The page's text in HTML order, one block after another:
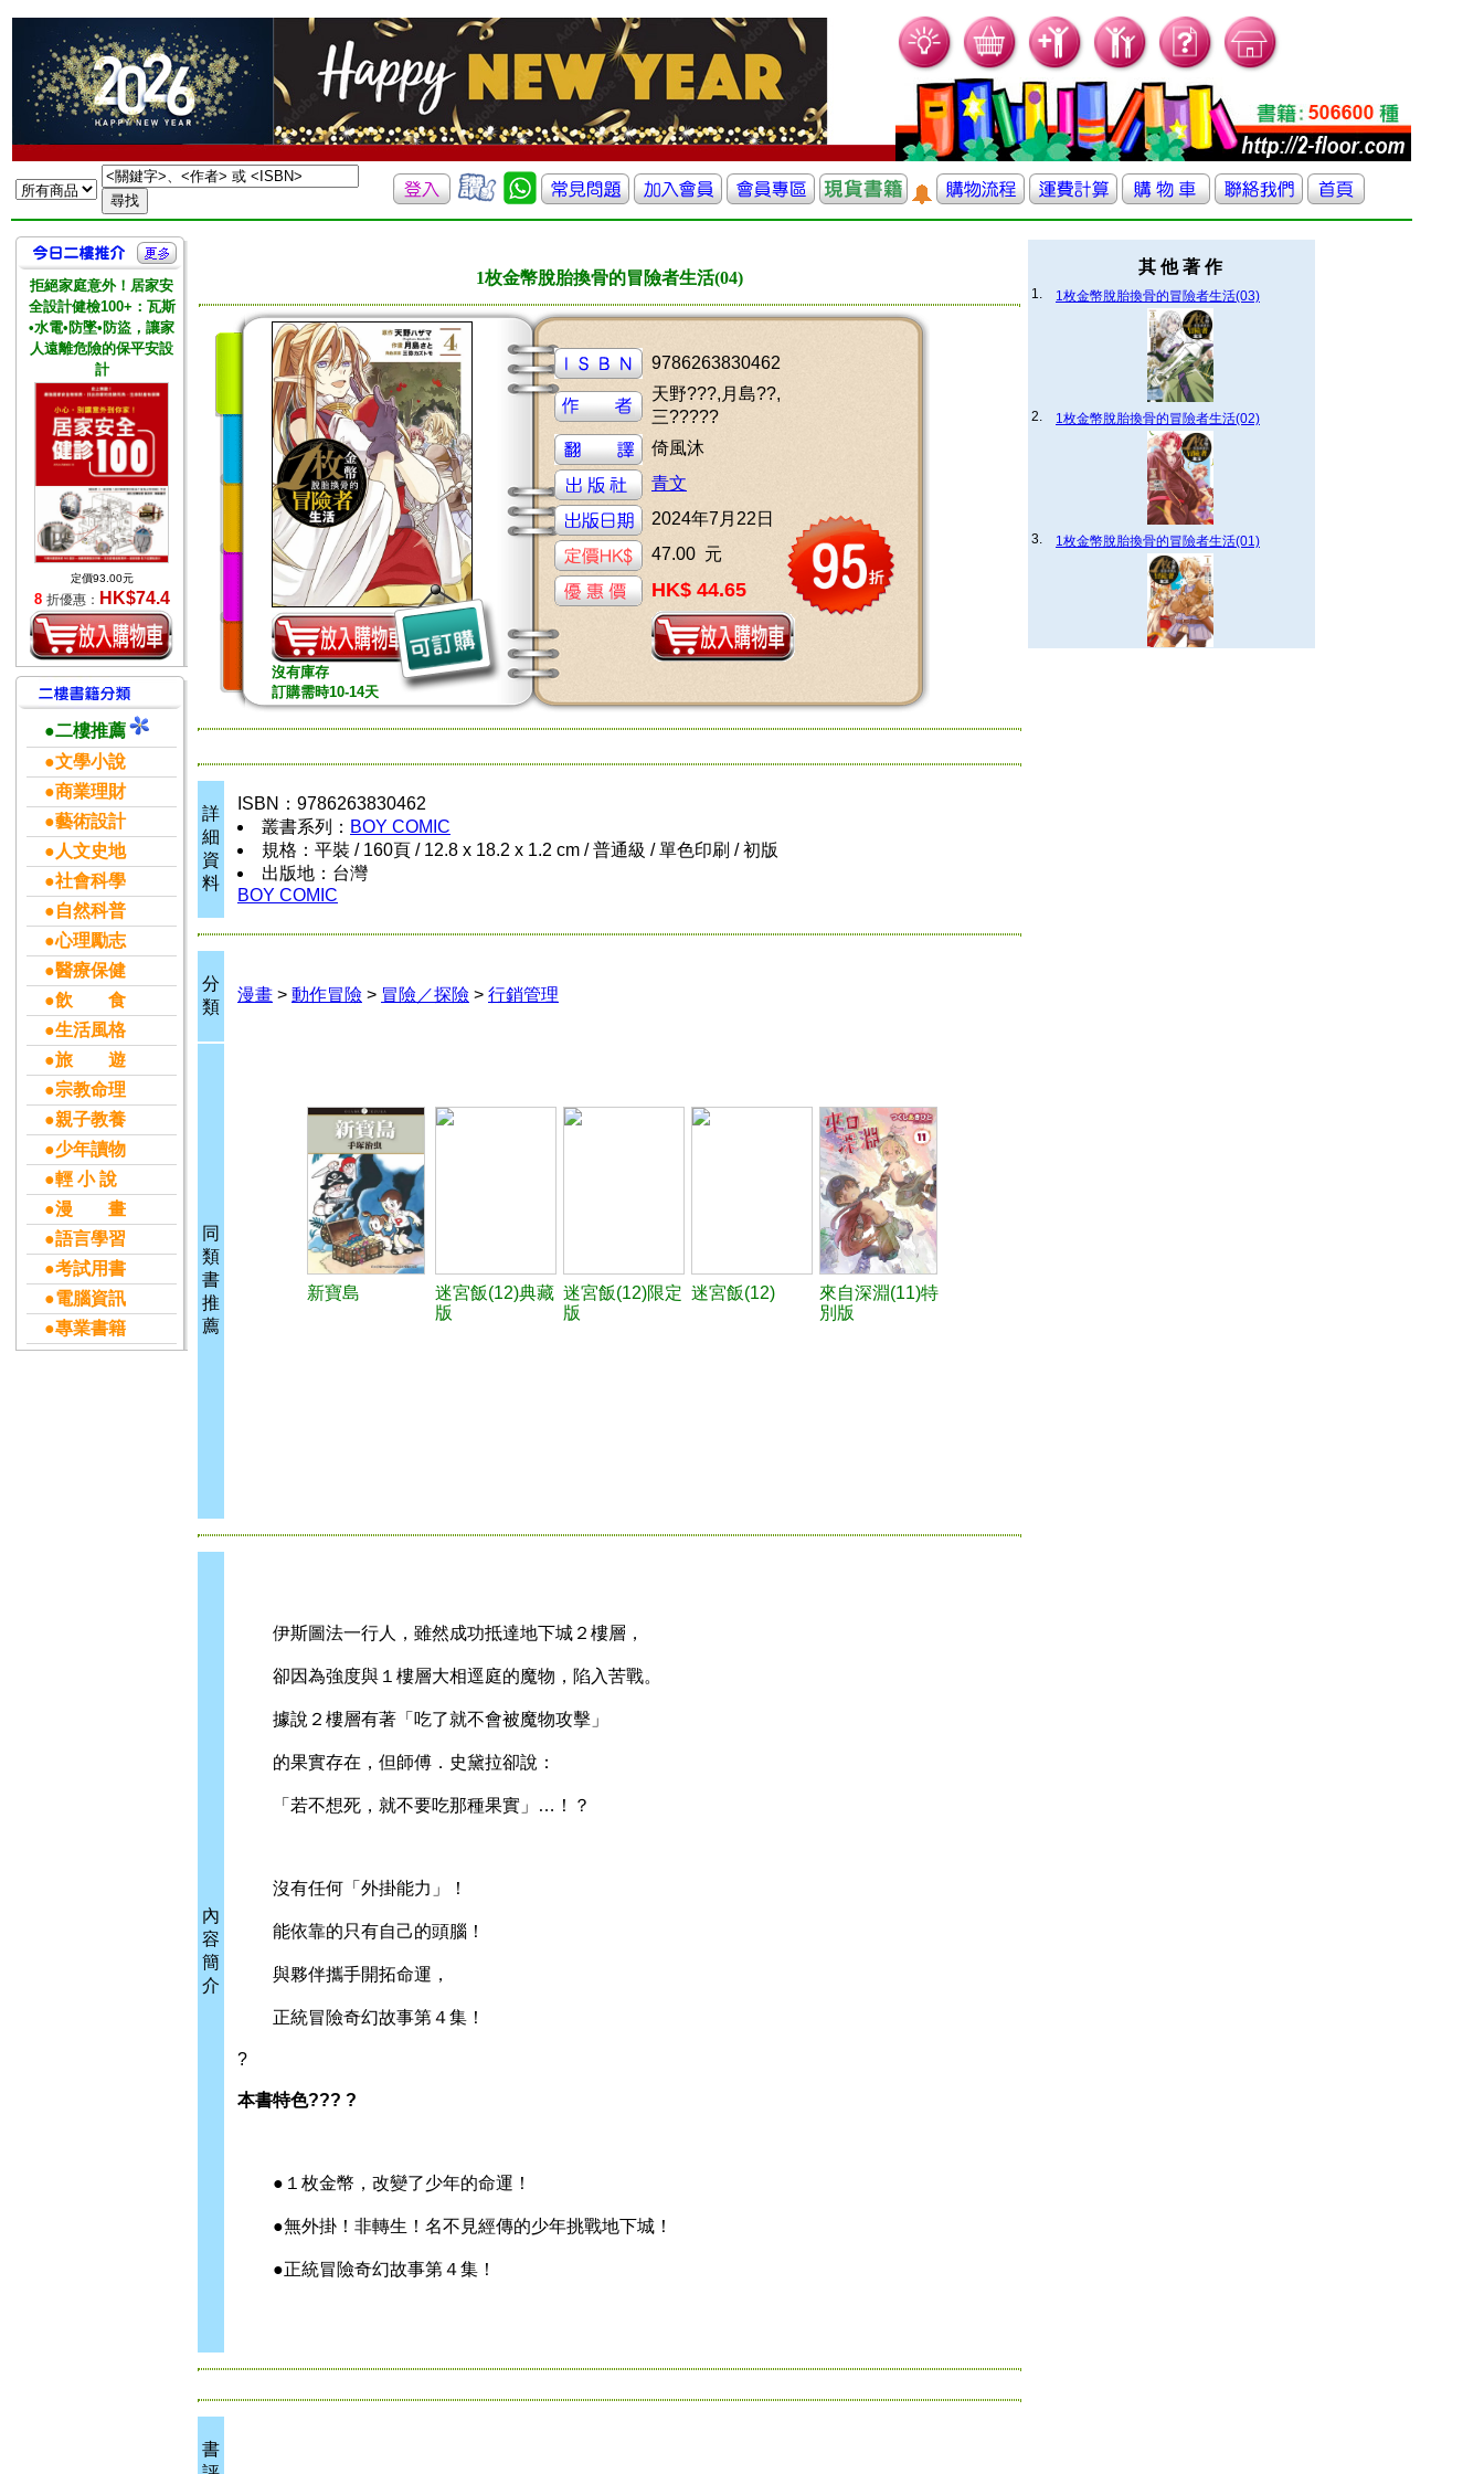
拒絕家庭意外！居家安
全設計健檢100+：瓦斯
•水電•防墜•防盜，讓家
人遠離危險的保平安設
計
定價93.00元
8 折優惠： HK$74.4
●二樓推薦
●文學小說
●商業理財
●藝術設計
●人文史地
●社會科學
●自然科普
●心理勵志
●醫療保健
●飲 食
●生活風格
●旅 遊
●宗教命理
●親子教養
●少年讀物
●輕 小 說
●漫 畫
●語言學習
●考試用書
●電腦資訊
●專業書籍
1枚金幣脫胎換骨的冒險者生活(04)
沒有庫存
訂購需時10-14天
9786263830462
天野???,月島??,
三?????
倚風沐
青文
2024年7月22日
47.00 元
HK$ 44.65
詳
細
資
料
ISBN：9786263830462
叢書系列： BOY COMIC
規格：平裝 / 160頁 / 12.8 x 18.2 x 1.2 cm / 普通級 / 單色印刷 / 初版
出版地：台灣
BOY COMIC
分
類
漫畫 > 動作冒險 > 冒險／探險 > 行銷管理
同
類
書
推
薦
新寶島
迷宮飯(12)典藏
版
迷宮飯(12)限定
版
迷宮飯(12)
來自深淵(11)特
別版
內
容
簡
介
伊斯圖法一行人，雖然成功抵達地下城２樓層，
卻因為強度與１樓層大相逕庭的魔物，陷入苦戰。
據說２樓層有著「吃了就不會被魔物攻擊」
的果實存在，但師傅．史黛拉卻說：
「若不想死，就不要吃那種果實」…！？
沒有任何「外掛能力」！
能依靠的只有自己的頭腦！
與夥伴攜手開拓命運，
正統冒險奇幻故事第４集！
?
本書特色??? ?
●１枚金幣，改變了少年的命運！
●無外掛！非轉生！名不見經傳的少年挑戰地下城！
●正統冒險奇幻故事第４集！
書
其 他 著 作
1. 1枚金幣脫胎換骨的冒險者生活(03)
2. 1枚金幣脫胎換骨的冒險者生活(02)
3. 1枚金幣脫胎換骨的冒險者生活(01)